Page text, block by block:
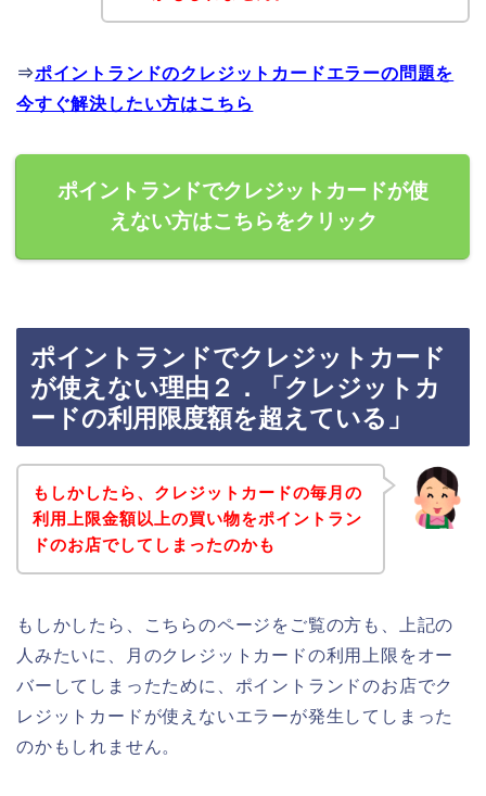
⇒ポイントランドのクレジットカードエラーの問題を
今すぐ解決したい方はこちら
ポイントランドでクレジットカードが使
えない方はこちらをクリック
ポイントランドでクレジットカード
が使えない理由２．「クレジットカ
ードの利用限度額を超えている」
もしかしたら、クレジットカードの毎月の
利用上限金額以上の買い物をポイントラン
ドのお店でしてしまったのかも
もしかしたら、こちらのページをご覧の方も、上記の
人みたいに、月のクレジットカードの利用上限をオー
バーしてしまったために、ポイントランドのお店でク
レジットカードが使えないエラーが発生してしまった
のかもしれません。